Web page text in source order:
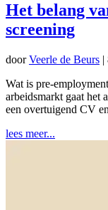
Het belang
screening
doorVeerle de Beurs |
Wat is pre-
arbeidsmarkt gaat het
een overtuigend CV
lees meer...